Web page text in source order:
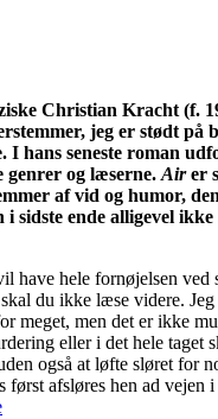
Christian Kracht (f.
jeg er stødt på
hans seneste roman
og læserne. Airer
af vid og humor,
i sidste ende alligevel
have hele fornøjelsen ved
du ikke læse videre.
meget, men det er ikke
eller i det hele taget
også at løfte sløret for
først afsløres hen ad vejen